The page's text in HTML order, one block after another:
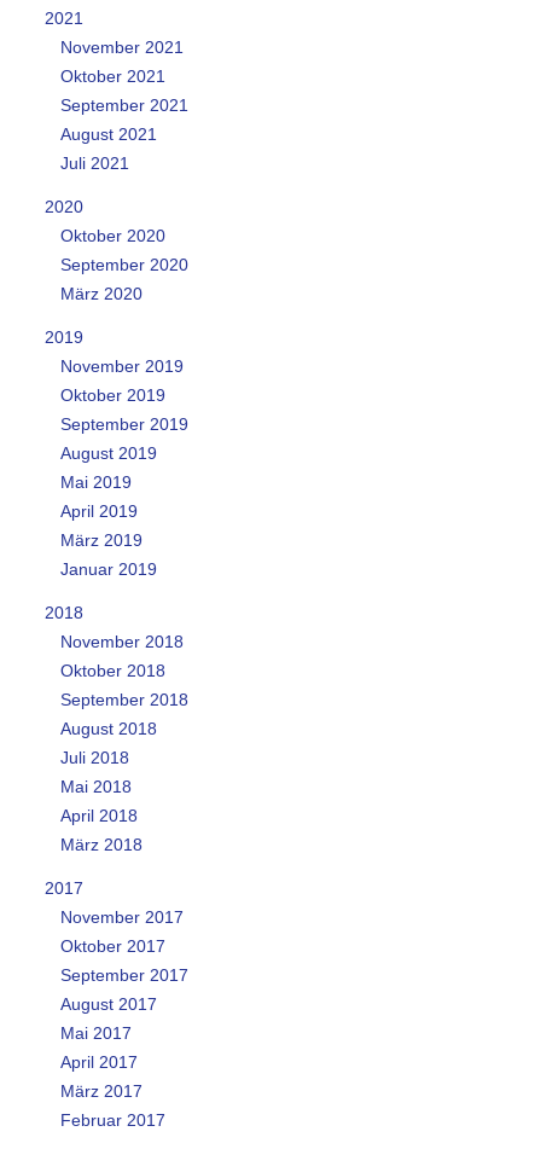
2021
November 2021
Oktober 2021
September 2021
August 2021
Juli 2021
2020
Oktober 2020
September 2020
März 2020
2019
November 2019
Oktober 2019
September 2019
August 2019
Mai 2019
April 2019
März 2019
Januar 2019
2018
November 2018
Oktober 2018
September 2018
August 2018
Juli 2018
Mai 2018
April 2018
März 2018
2017
November 2017
Oktober 2017
September 2017
August 2017
Mai 2017
April 2017
März 2017
Februar 2017